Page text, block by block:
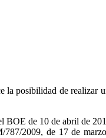
posibilidad de realizar
de 10 de abril de
2009, de 17 de